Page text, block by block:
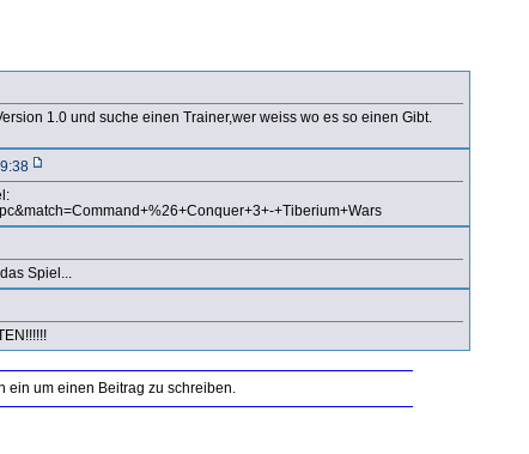
1.0 und suche einen Trainer,wer weiss wo es so einen Gibt.
+Tiberium+Wars
Spiel...
ein um einen Beitrag zu schreiben.